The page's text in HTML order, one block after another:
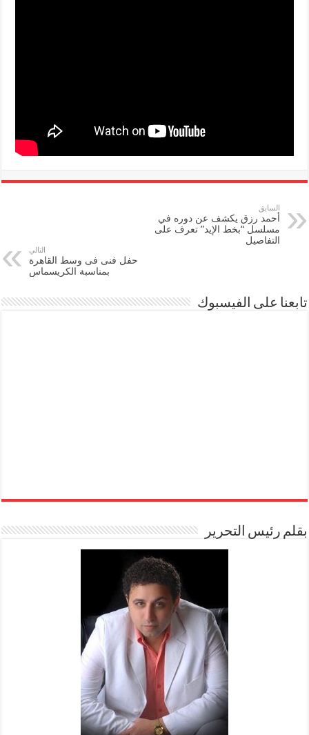
السابق
أحمد رزق يكشف عن دوره في
مسلسل “بخط الإيد” تعرف على
التفاصيل
التالي
حفل فنى فى وسط القاهرة
بمناسبة الكريسماس
تابعنا على الفيسبوك
بقلم رئيس التحرير